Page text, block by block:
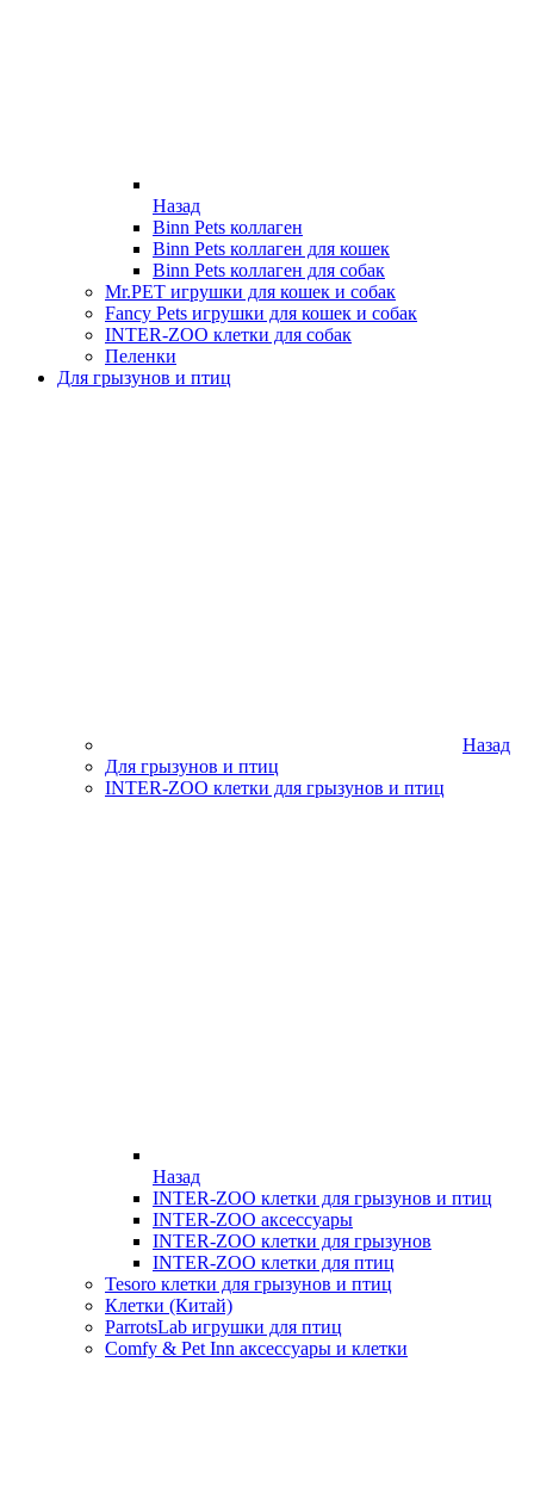
Назад
Binn Pets коллаген
Binn Pets коллаген для кошек
Binn Pets коллаген для собак
Mr.PET игрушки для кошек и собак
Fancy Pets игрушки для кошек и собак
INTER-ZOO клетки для собак
Пеленки
Для грызунов и птиц
Назад
Для грызунов и птиц
INTER-ZOO клетки для грызунов и птиц
Назад
INTER-ZOO клетки для грызунов и птиц
INTER-ZOO аксессуары
INTER-ZOO клетки для грызунов
INTER-ZOO клетки для птиц
Tesoro клетки для грызунов и птиц
Клетки (Китай)
ParrotsLab игрушки для птиц
Comfy & Pet Inn аксессуары и клетки